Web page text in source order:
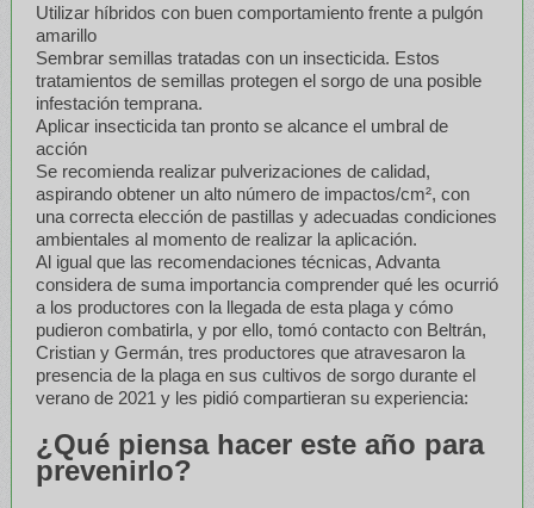
Utilizar híbridos con buen comportamiento frente a pulgón
amarillo
Sembrar semillas tratadas con un insecticida. Estos
tratamientos de semillas protegen el sorgo de una posible
infestación temprana.
Aplicar insecticida tan pronto se alcance el umbral de
acción
Se recomienda realizar pulverizaciones de calidad,
aspirando obtener un alto número de impactos/cm², con
una correcta elección de pastillas y adecuadas condiciones
ambientales al momento de realizar la aplicación.
Al igual que las recomendaciones técnicas, Advanta
considera de suma importancia comprender qué les ocurrió
a los productores con la llegada de esta plaga y cómo
pudieron combatirla, y por ello, tomó contacto con Beltrán,
Cristian y Germán, tres productores que atravesaron la
presencia de la plaga en sus cultivos de sorgo durante el
verano de 2021 y les pidió compartieran su experiencia:
¿Qué piensa hacer este año para
prevenirlo?